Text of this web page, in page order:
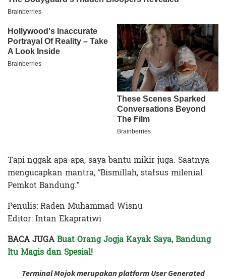
Tapi nggak apa-apa, saya bantu mikir juga. Saatnya
mengucapkan mantra, “Bismillah, stafsus milenial
Pemkot Bandung.”
Penulis: Raden Muhammad Wisnu
Editor: Intan Ekapratiwi
BACA JUGABuat Orang Jogja Kayak Saya, Bandung
Itu Magis dan Spesial!
Terminal Mojok merupakan platform User Generated